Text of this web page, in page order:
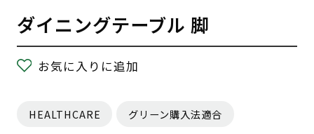
ダイニングテーブル 脚
お気に入りに追加
HEALTHCARE グリーン購入法適合